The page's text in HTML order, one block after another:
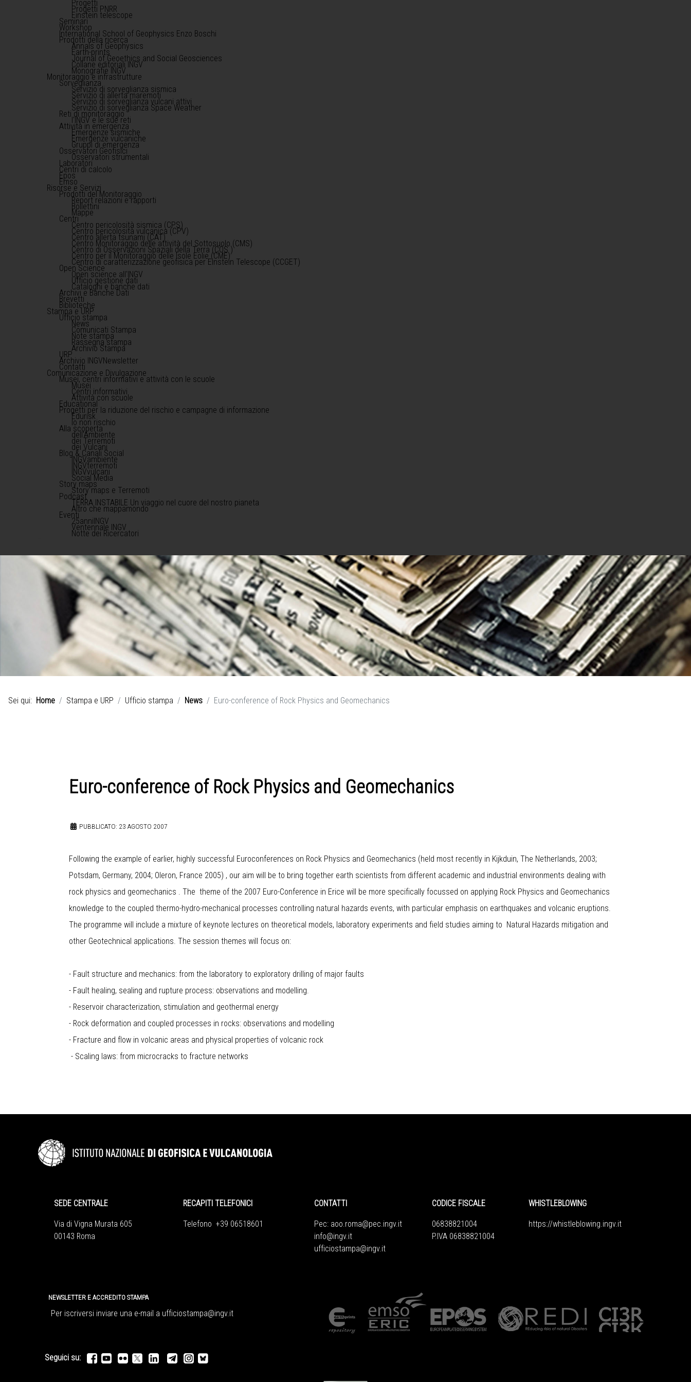
Progetti
Progetti PNRR
Einstein telescope
Seminari
Workshop
International School of Geophysics Enzo Boschi
Prodotti della ricerca
Annals of Geophysics
Earth-prints
Journal of Geoethics and Social Geosciences
Collane editoriali INGV
Monografie INGV
Monitoraggio e infrastrutture
Sorveglianza
Servizio di sorveglianza sismica
Servizio di allerta maremoti
Servizio di sorveglianza vulcani attivi
Servizio di sorveglianza Space Weather
Reti di monitoraggio
l'INGV e le sue reti
Attività in emergenza
Emergenze sismiche
Emergenze vulcaniche
Gruppi di emergenza
Osservatori Geofisici
Osservatori strumentali
Laboratori
Centri di calcolo
Epos
Emso
Risorse e Servizi
Prodotti del Monitoraggio
Report relazioni e rapporti
Bollettini
Mappe
Centri
Centro pericolosità sismica (CPS)
Centro pericolosità vulcanica (CPV)
Centro allerta tsunami (CAT)
Centro Monitoraggio delle attività del Sottosuolo (CMS)
Centro di Osservazioni Spaziali della Terra (COS )
Centro per il Monitoraggio delle Isole Eolie (CME)
Centro di caratterizzazione geofisica per Einstein Telescope (CCGET)
Open Science
Open science all'INGV
Ufficio gestione dati
Cataloghi e banche dati
Archivi e Banche Dati
Brevetti
Biblioteche
Stampa e URP
Ufficio stampa
News
Comunicati Stampa
Note stampa
Rassegna stampa
Archivio Stampa
URP
Archivio INGVNewsletter
Contatti
Comunicazione e Divulgazione
Musei, centri informativi e attività con le scuole
Musei
Centri informativi
Attività con scuole
Educational
Progetti per la riduzione del rischio e campagne di informazione
Edurisk
Io non rischio
Alla scoperta
dell'Ambiente
dei Terremoti
dei Vulcani
Blog & Canali Social
INGVambiente
INGVterremoti
INGVvulcani
Social Media
Story maps
Story maps e Terremoti
Podcast
TERRA INSTABILE Un viaggio nel cuore del nostro pianeta
Altro che mappamondo
Eventi
25anniINGV
Ventennale INGV
Notte dei Ricercatori
Sei qui: Home Stampa e URP Ufficio stampa News Euro-conference of Rock Physics and Geomechanics
Euro-conference of Rock Physics and Geomechanics
PUBBLICATO: 23 AGOSTO 2007
Following the example of earlier, highly successful Euroconferences on Rock Physics and Geomechanics (held most recently in Kijkduin, The Netherlands, 2003;
Potsdam, Germany, 2004; Oleron, France 2005) , our aim will be to bring together earth scientists from different academic and industrial environments dealing with
rock physics and geomechanics . The theme of the 2007 Euro-Conference in Erice will be more specifically focussed on applying Rock Physics and Geomechanics
knowledge to the coupled thermo-hydro-mechanical processes controlling natural hazards events, with particular emphasis on earthquakes and volcanic eruptions.
The programme will include a mixture of keynote lectures on theoretical models, laboratory experiments and field studies aiming to Natural Hazards mitigation and
other Geotechnical applications. The session themes will focus on:
- Fault structure and mechanics: from the laboratory to exploratory drilling of major faults
- Fault healing, sealing and rupture process: observations and modelling.
- Reservoir characterization, stimulation and geothermal energy
- Rock deformation and coupled processes in rocks: observations and modelling
- Fracture and flow in volcanic areas and physical properties of volcanic rock
- Scaling laws: from microcracks to fracture networks
SEDE CENTRALE
Via di Vigna Murata 605
00143 Roma
RECAPITI TELEFONICI
Telefono +39 06518601
CONTATTI
Pec: aoo.roma@pec.ingv.it
info@ingv.it
ufficiostampa@ingv.it
CODICE FISCALE
06838821004
P.IVA 06838821004
WHISTLEBLOWING
https://whistleblowing.ingv.it
NEWSLETTER E ACCREDITO STAMPA
Per iscriversi inviare una e-mail a ufficiostampa@ingv.it
Seguici su: